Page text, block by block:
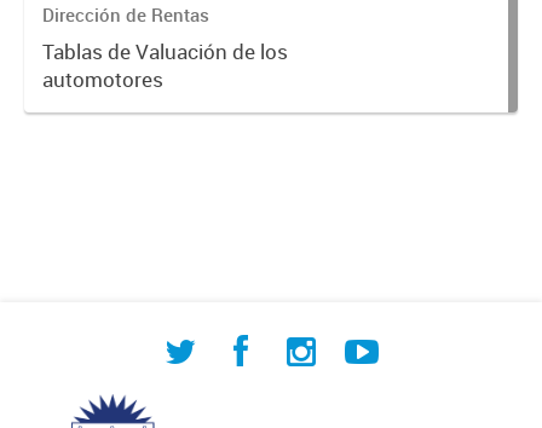
Dirección de Rentas
Tablas de Valuación de los
automotores